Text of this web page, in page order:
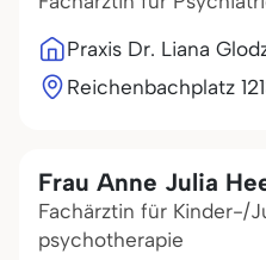
Praxis Dr. Liana
Reichenbachplatz 1
Frau Anne Julia
Fachärztin für Kinder-/
psychotherapie